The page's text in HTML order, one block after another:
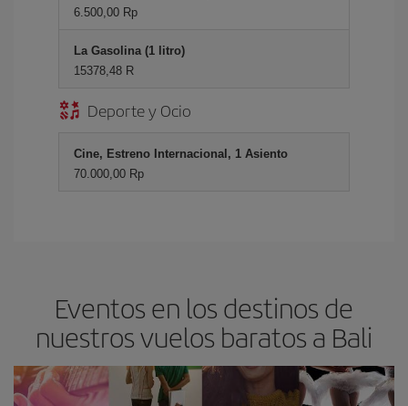
6.500,00 Rp
La Gasolina (1 litro)
15378,48 R
Deporte y Ocio
Cine, Estreno Internacional, 1 Asiento
70.000,00 Rp
Eventos en los destinos de
nuestros vuelos baratos a Bali